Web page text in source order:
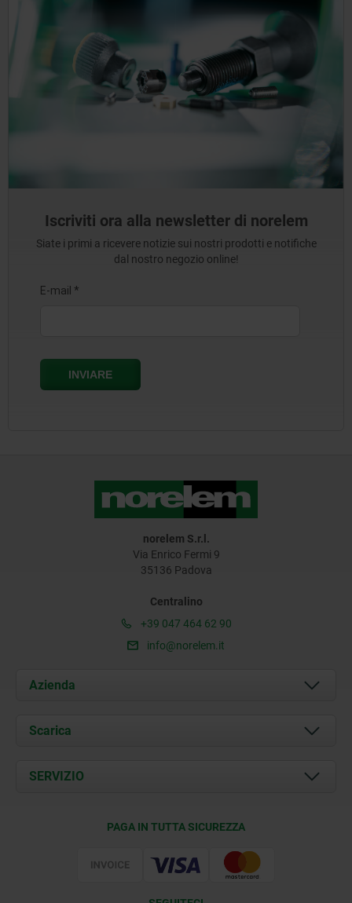
Iscriviti ora alla newsletter di norelem
Siate i primi a ricevere notizie sui nostri prodotti e notifiche
dal nostro negozio online!
norelem S.r.l.
Via Enrico Fermi 9
35136 Padova
Centralino
+39 047 464 62 90
info@norelem.it
Azienda
Chi siamo
Contatti
Scarica
Documents
SERVIZIO
PAGA IN TUTTA SICUREZZA